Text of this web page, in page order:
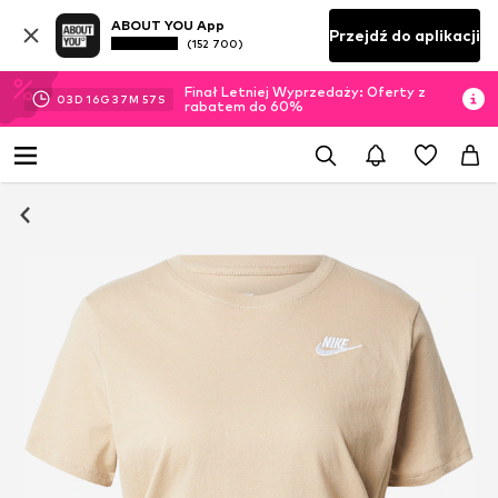
ABOUT YOU App
(152 700) Przejdź do aplikacji
03D 16G 37M 56 S
Finał Letniej Wyprzedaży: Oferty z
rabatem do 60%